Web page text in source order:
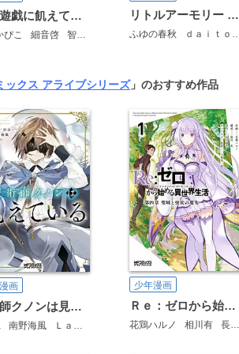
神は遊戯に飢えている。【分冊版】
ぴこ 細音啓 智瀬といろ
リトルアーモリー 電撃コミックアンソロジー
ふゆの春秋 ｄａｉｔｏ
ックス アライブシリーズ」のおすすめ作品
画
魔術師クノンは見えている
南野海風 Ｌａｒｕｈａ
少年漫画
Ｒｅ：ゼロから始める異世界生活 第四章 聖域と強欲の魔女
花鶏ハルノ 相川有 長月達平